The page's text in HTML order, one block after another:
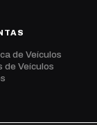
de Veículos
de Veículos